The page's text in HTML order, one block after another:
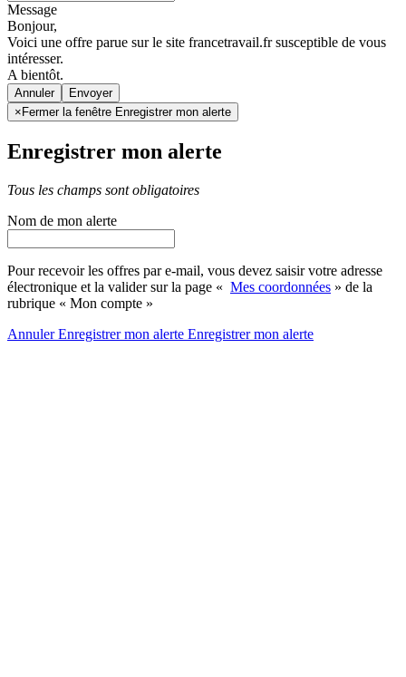
Message
Bonjour,
Voici une offre parue sur le site francetravail.fr susceptible de vous
intéresser.
A bientôt.
Annuler
× Fermer la fenêtre Enregistrer mon alerte
Enregistrer mon alerte
Tous les champs sont obligatoires
Nom de mon alerte
Pour recevoir les offres par e-mail, vous devez saisir votre adresse
électronique et la valider sur la page « Mes coordonnées » de la
rubrique « Mon compte »
AnnulerEnregistrer mon alerte Enregistrermon alerte